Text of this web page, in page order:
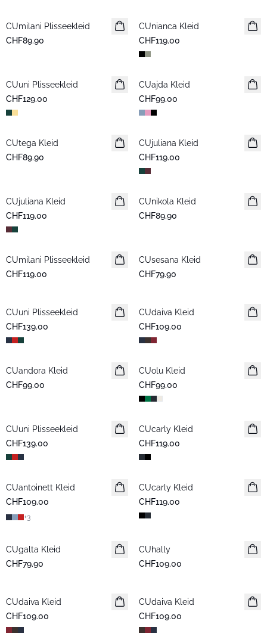
Neuheiten
CUmilani Plisseekleid
CHF89.90
Neuheiten
CUnianca Kleid
CHF119.00
Neuheiten
CUuni Plisseekleid
CHF129.00
Neuheiten
CUajda Kleid
CHF99.00
Neuheiten
CUtega Kleid
CHF89.90
Neuheiten
CUjuliana Kleid
CHF119.00
Neuheiten
CUjuliana Kleid
CHF119.00
Neuheiten
CUnikola Kleid
CHF89.90
Neuheiten
CUmilani Plisseekleid
CHF119.00
Neuheiten
CUsesana Kleid
CHF79.90
CUuni Plisseekleid
CHF139.00
Neuheiten
CUdaiva Kleid
CHF109.00
Neuheiten
CUandora Kleid
CHF99.00
CUolu Kleid
CHF99.00
CUuni Plisseekleid
CHF139.00
CUcarly Kleid
CHF119.00
CUantoinett Kleid
CHF109.00
+3
CUcarly Kleid
CHF119.00
CUgalta Kleid
CHF79.90
Neuheiten
CUhally
CHF109.00
Neuheiten
CUdaiva Kleid
CHF109.00
Neuheiten
CUdaiva Kleid
CHF109.00